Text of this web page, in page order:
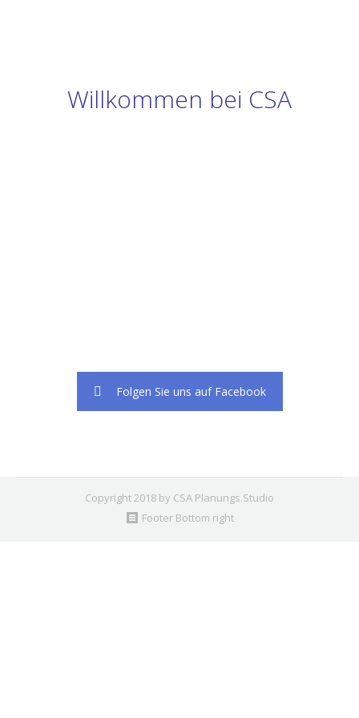
Willkommen bei CSA
Folgen Sie uns auf Facebook
Copyright 2018 by CSA Planungs.Studio
Footer Bottom right